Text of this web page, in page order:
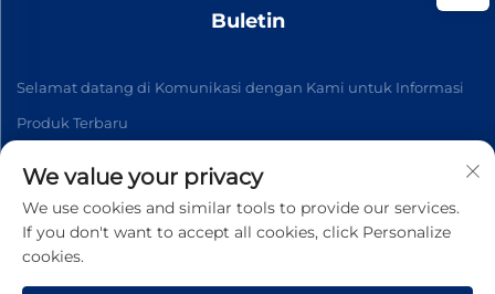
Buletin
Selamat datang di Komunikasi dengan Kami untuk Informasi
Produk Terbaru
Berlangganan
We value your privacy
We use cookies and similar tools to provide our services.
If you don't want to accept all cookies, click Personalize
cookies.